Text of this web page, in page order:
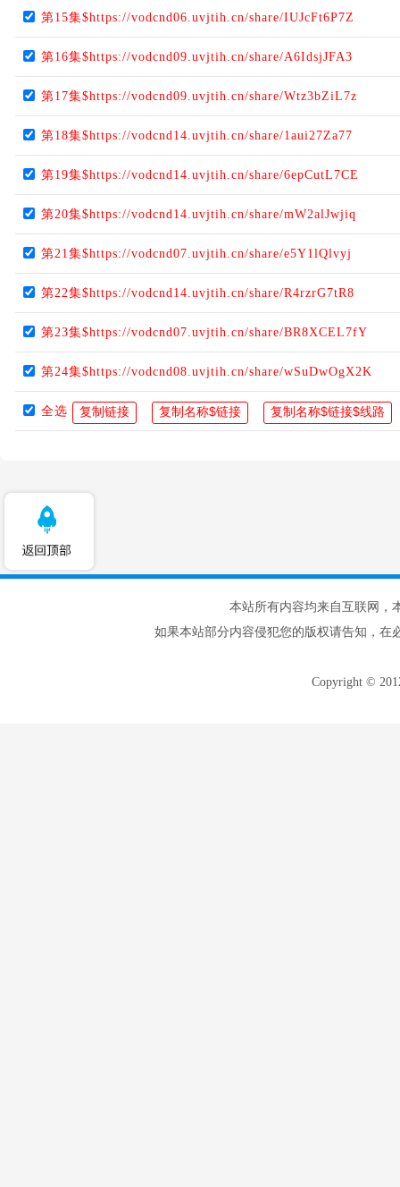
第15集$https://vodcnd06.uvjtih.cn/share/IUJcFt6P7Z
第16集$https://vodcnd09.uvjtih.cn/share/A6IdsjJFA3
第17集$https://vodcnd09.uvjtih.cn/share/Wtz3bZiL7z
第18集$https://vodcnd14.uvjtih.cn/share/1aui27Za77
第19集$https://vodcnd14.uvjtih.cn/share/6epCutL7CE
第20集$https://vodcnd14.uvjtih.cn/share/mW2alJwjiq
第21集$https://vodcnd07.uvjtih.cn/share/e5Y1lQlvyj
第22集$https://vodcnd14.uvjtih.cn/share/R4rzrG7tR8
第23集$https://vodcnd07.uvjtih.cn/share/BR8XCEL7fY
第24集$https://vodcnd08.uvjtih.cn/share/wSuDwOgX2K
全选
本站所有内容均来自互联网，
如果本站部分内容侵犯您的版权请告知，在
Copyright ©